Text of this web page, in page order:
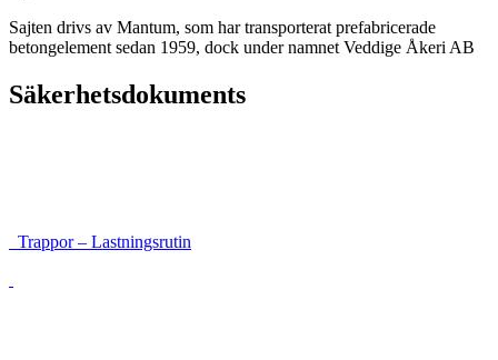
Sajten drivs av Mantum, som har transporterat prefabricerade
betongelement sedan 1959, dock under namnet Veddige Åkeri AB
Säkerhetsdokuments
Trappor – Lastningsrutin